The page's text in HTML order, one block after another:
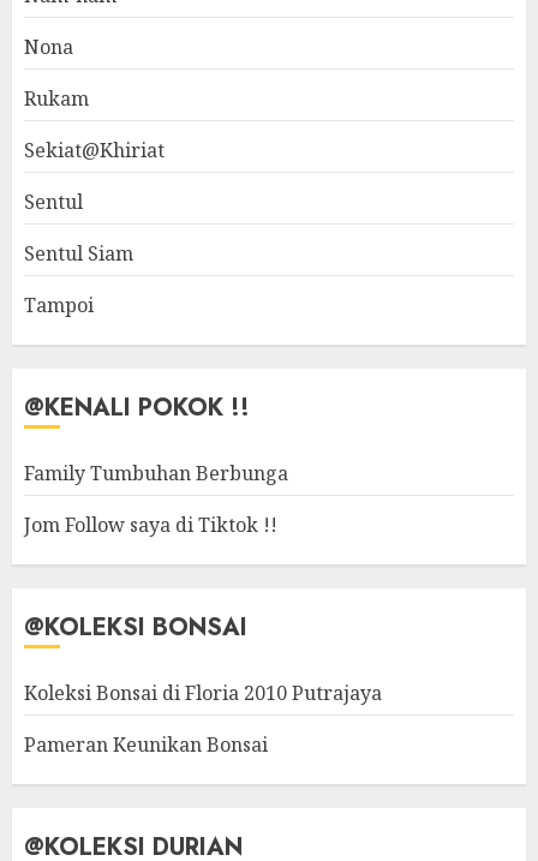
Nona
Rukam
Sekiat@Khiriat
Sentul
Sentul Siam
Tampoi
@KENALI POKOK !!
Family Tumbuhan Berbunga
Jom Follow saya di Tiktok !!
@KOLEKSI BONSAI
Koleksi Bonsai di Floria 2010 Putrajaya
Pameran Keunikan Bonsai
@KOLEKSI DURIAN